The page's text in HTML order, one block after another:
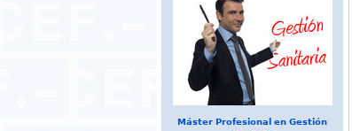
Máster Profesional en Gestión